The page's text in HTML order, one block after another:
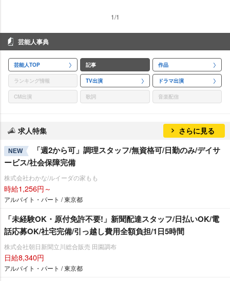
1/1
芸能人事典
芸能人TOP 記事 作品
ランキング情報 TV出演 ドラマ出演
CM出演 歌詞 音楽配信
求人特集 さらに見る
NEW
「週2から可」調理スタッフ/無資格可/日勤のみ/デイサ
ービス/社会保障完備
株式会社わかな/ルイーダの家もも
時給1,256円～
アルバイト・パート / 東京都
「未経験OK・原付免許不要!」新聞配達スタッフ/日払いOK/電
話応募OK/社宅完備/引っ越し費用全額負担/1日5時間
株式会社朝日新聞立川総合販売 田園調布
日給8,340円
アルバイト・パート / 東京都